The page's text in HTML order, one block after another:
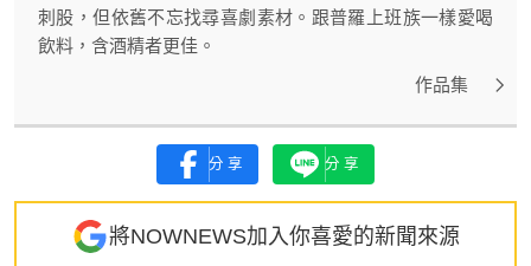
刺股，但依舊不忘找尋喜劇素材。跟普羅上班族一樣愛喝
飲料，含酒精者更佳。
作品集
分享 分享
將NOWNEWS加入你喜愛的新聞來源